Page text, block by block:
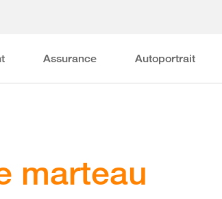
Assurance Autoportrait
marteau